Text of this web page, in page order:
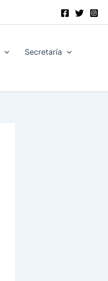
Secretaría